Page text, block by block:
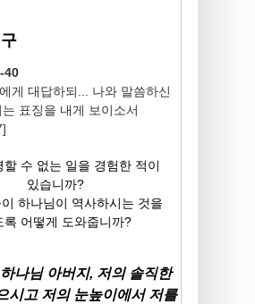
40
게 대답하되... 나와 말씀하신
표징을 내게 보이소서
할 수 없는 일을 경험한 적이
있습니까?
하나님이 역사하시는 것을
록 어떻게 도와줍니까?
나님 아버지, 저의 솔직한
시고 저의 눈높이에서 저를